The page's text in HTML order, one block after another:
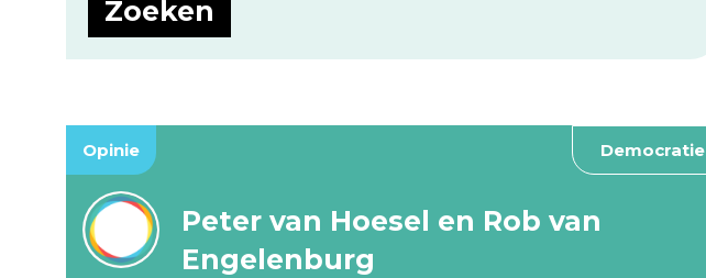
Opinie Democratie
Peter van Hoesel en Rob van
Engelenburg